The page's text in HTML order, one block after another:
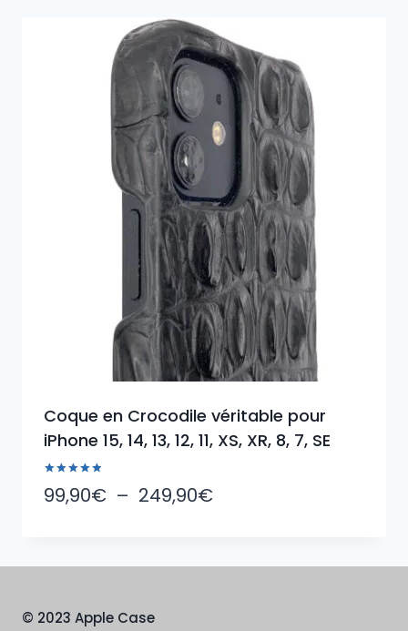
Coque en Crocodile véritable pour
iPhone 15, 14, 13, 12, 11, XS, XR, 8, 7, SE
5.00
sur 5
99,90€ – 249,90€Plage
© 2023 Apple Case